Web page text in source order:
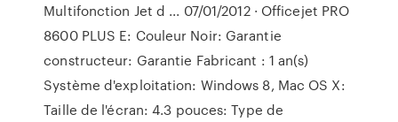
Multifonction Jet d ... 07/01/2012 · Officejet PRO
8600 PLUS E: Couleur Noir: Garantie
constructeur: Garantie Fabricant : 1 an(s)
Système d'exploitation: Windows 8, Mac OS X:
Taille de l'écran: 4.3 pouces: Type de